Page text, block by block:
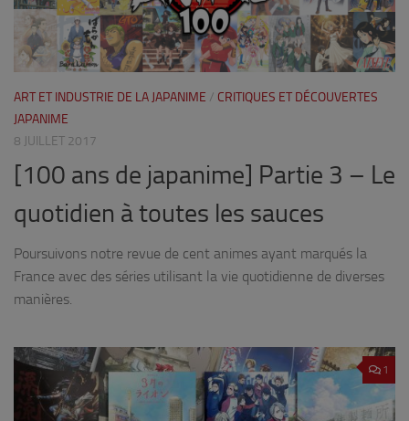
ART ET INDUSTRIE DE LA JAPANIME / CRITIQUES ET DÉCOUVERTES
JAPANIME
8 JUILLET 2017
[100 ans de japanime] Partie 3 – Le
quotidien à toutes les sauces
Poursuivons notre revue de cent animes ayant marqués la
France avec des séries utilisant la vie quotidienne de diverses
manières.
1